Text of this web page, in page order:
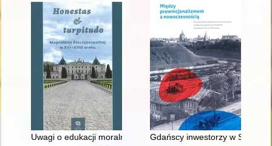
Uwagi o edukacji moralnej synów szlacheckich w XVI-
Gdańscy inwestorzy w